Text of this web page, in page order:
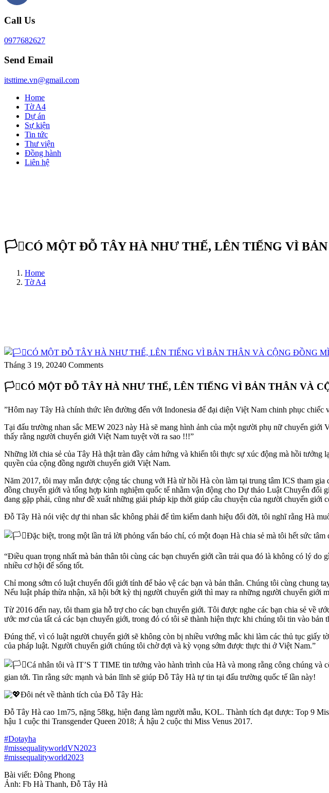
Call Us
0977682627
Send Email
itsttime.vn@gmail.com
Home
Tờ A4
Dự án
Sự kiện
Tin tức
Thư viện
Đồng hành
Liên hệ
🏳️‍⚧️CÓ MỘT ĐỖ TÂY HÀ NHƯ THẾ, LÊN TIẾNG VÌ
Home
Tờ A4
Tháng 3 19, 20240 Comments
🏳️‍⚧️CÓ MỘT ĐỖ TÂY HÀ NHƯ THẾ, LÊN TIẾNG VÌ BẢN THÂN VÀ
​​”Hôm nay Tây Hà chính thức lên đường đến với Indonesia để đại diện Việt Nam chinh phục
Tại đấu trường nhan sắc MEW 2023 này Hà sẽ mang hình ảnh của một người phụ nữ chuyển
thấy rằng người chuyển giới Việt Nam tuyệt vời ra sao !!!”
Những lời chia sẻ của Tây Hà thật tràn đầy cảm hứng và khiến tôi thực sự xúc động mà hồi
quyền của cộng đồng người chuyển giới Việt Nam.
Năm 2017, tôi may mắn được cộng tác chung với Hà từ hồi Hà còn làm tại trung tâm ICS tham
đồng chuyển giới và tổng hợp kinh nghiệm quốc tế nhằm vận động cho Dự thảo Luật Chuyển
đang gặp phải, cũng như đề xuất những giải pháp kịp thời giúp câu chuyện của người chuyển giới
Đỗ Tây Hà nói việc dự thi nhan sắc không phải để tìm kiếm danh hiệu đổi đời, tôi nghĩ rằng Hà
Đặc biệt, trong một lần trả lời phỏng vấn báo chí, có một đoạn Hà chia sẻ mà tôi hết sức tâm
“Điều quan trọng nhất mà bản thân tôi cùng các bạn chuyển giới cần trải qua đó là không có lý
nhiều cơ hội để sống tốt.
Chỉ mong sớm có luật chuyển đổi giới tính để bảo vệ các bạn và bản thân. Chúng tôi cùng chung
Nếu luật pháp thừa nhận, xã hội bớt kỳ thị người chuyển giới thì may ra những người chuyển giới
Từ 2016 đến nay, tôi tham gia hỗ trợ cho các bạn chuyển giới. Tôi được nghe các bạn chia sẻ về
ước mơ của tất cả các bạn chuyển giới, trong đó có tôi sẽ thành hiện thực khi chúng tôi tin vào bản
Đúng thế, vì có luật người chuyển giới sẽ không còn bị nhiều vướng mắc khi làm các thủ tục
của pháp luật. Người chuyển giới chúng tôi chờ đợi và kỳ vọng sớm được thực thi ở Việt Nam.”
Cá nhân tôi và IT’S T TIME tin tưởng vào hành trình của Hà và mong rằng công chúng và
gian tới. Tin rằng sức mạnh và bản lĩnh sẽ giúp Đỗ Tây Hà tự tin tại đấu trường quốc tế lần này!
Đôi nét về thành tích của Đỗ Tây Hà:
Đỗ Tây Hà cao 1m75, nặng 58kg, hiện đang làm người mẫu, KOL. Thành tích đạt được: Top 9
hậu 1 cuộc thi Transgender Queen 2018; Á hậu 2 cuộc thi Miss Venus 2017.
#Dotayha
#missequalityworldVN2023
#missequalityworld2023
Bài viết: Đông Phong
Ảnh: Fb Hà Thanh, Đỗ Tây Hà